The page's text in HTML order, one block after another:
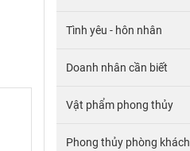
Tình yêu - hôn nhân
Doanh nhân cần biết
Vật phẩm phong thủy
Phong thủy phòng khách